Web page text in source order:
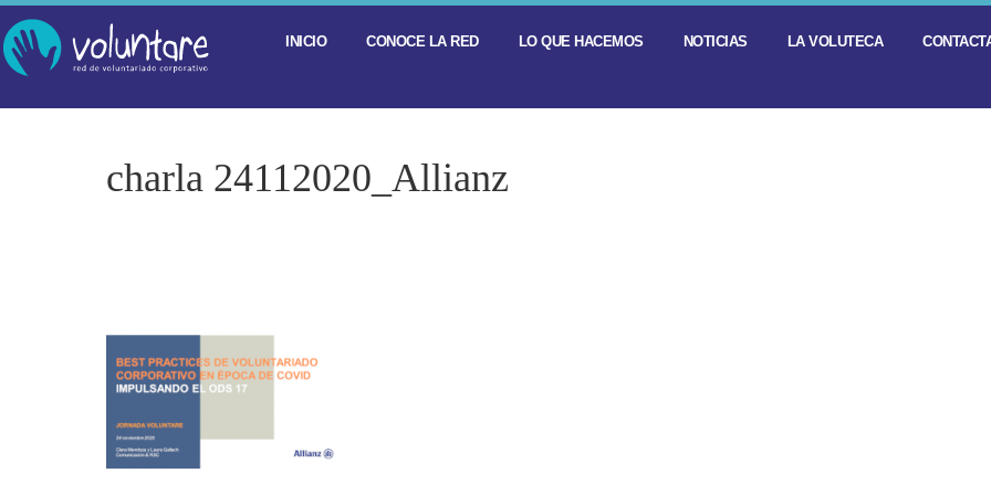
INICIO CONOCE LA RED LO QUE HACEMOS NOTICIAS LA VOLUTECA
charla 24112020_Allianz